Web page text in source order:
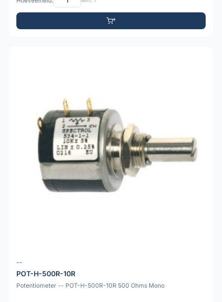
--
POT-H-500R-10R
Potentiometer -- POT-H-500R-10R 500 Ohms Mono